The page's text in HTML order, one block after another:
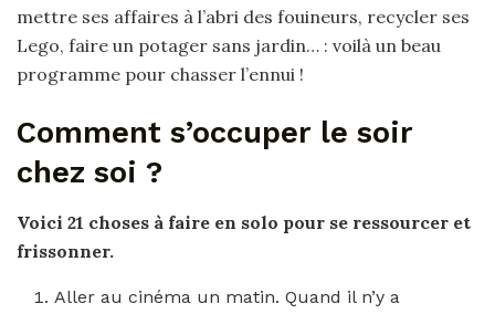
mettre ses affaires à l’abri des fouineurs, recycler ses
Lego, faire un potager sans jardin… : voilà un beau
programme pour chasser l’ennui !
Comment s’occuper le soir
chez soi ?
Voici 21 choses à faire en solo pour se ressourcer et
frissonner.
Aller au cinéma un matin. Quand il n’y a